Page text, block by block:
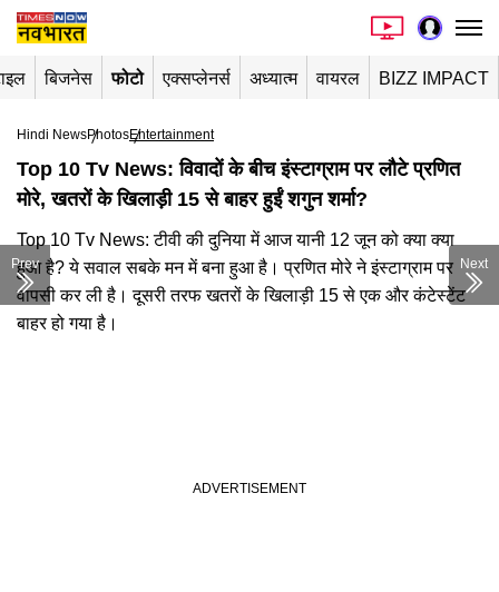
बिजनेस फोटो एक्सप्लेनर्स अध्यात्म वायरल BIZZ IMPACT
Hindi NewsPhotosEntertainment
Top 10 Tv News: विवादों के बीच इंस्टाग्राम पर लौटे प्रणित
मोरे, खतरों के खिलाड़ी 15 से बाहर हुईं शगुन शर्मा?
Top 10 Tv News: टीवी की दुनिया में आज यानी 12 जून को क्या क्या
हुआ है? ये सवाल सबके मन में बना हुआ है। प्रणित मोरे ने इंस्टाग्राम पर
वापसी कर ली है। दूसरी तरफ खतरों के खिलाड़ी 15 से एक और कंटेस्टेंट
बाहर हो गया है।
Prev Next